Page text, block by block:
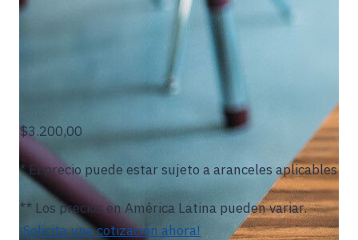
$3.200,00
* El precio puede estar sujeto a aranceles aplicables
** Los precios en América Latina pueden variar.
¡Solicita una cotización ahora!